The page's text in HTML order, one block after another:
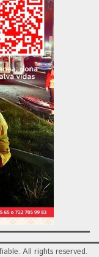
All rights reserved.